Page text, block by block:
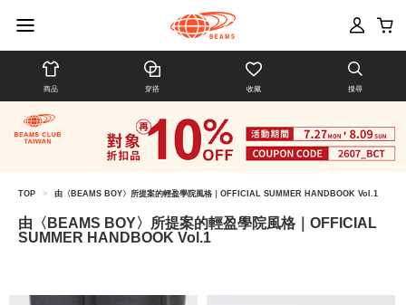
商品 穿搭 收藏 搜尋
TOP > 由〈BEAMS BOY〉所提案的輕盈學院風格｜OFFICIAL SUMMER HANDBOOK Vol.1
由〈BEAMS BOY〉所提案的輕盈學院風格｜OFFICIAL
SUMMER HANDBOOK Vol.1